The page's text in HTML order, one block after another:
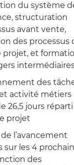
du système
structuration
avant vente,
des processus
projet, et
des
activité métiers
26,5 jours réparti
projet
l’avancement
sur les 4
des